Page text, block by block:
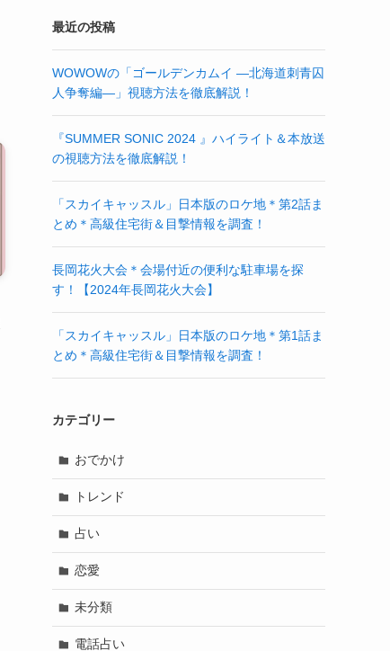
最近の投稿
WOWOWの「ゴールデンカムイ ―北海道刺青囚
人争奪編―」視聴方法を徹底解説！
『SUMMER SONIC 2024 』ハイライト＆本放送
の視聴方法を徹底解説！
「スカイキャッスル」日本版のロケ地＊第2話ま
とめ＊高級住宅街＆目撃情報を調査！
長岡花火大会＊会場付近の便利な駐車場を探
す！【2024年長岡花火大会】
「スカイキャッスル」日本版のロケ地＊第1話ま
とめ＊高級住宅街＆目撃情報を調査！
カテゴリー
おでかけ
トレンド
占い
恋愛
未分類
電話占い